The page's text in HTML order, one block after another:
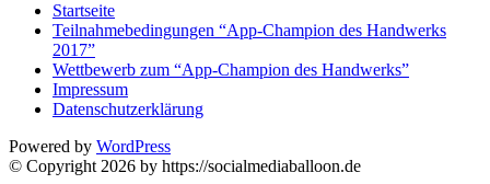
Startseite
Teilnahmebedingungen “App-Champion des Handwerks
2017”
Wettbewerb zum “App-Champion des Handwerks”
Impressum
Datenschutzerklärung
Powered by WordPress
© Copyright 2026 by https://socialmediaballoon.de